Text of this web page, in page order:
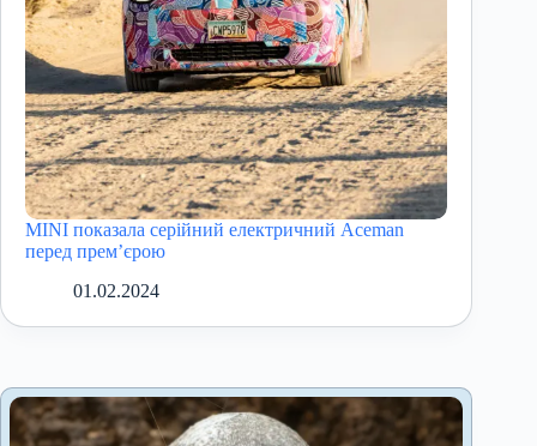
MINI показала серійний електричний Aceman
перед прем’єрою
01.02.2024